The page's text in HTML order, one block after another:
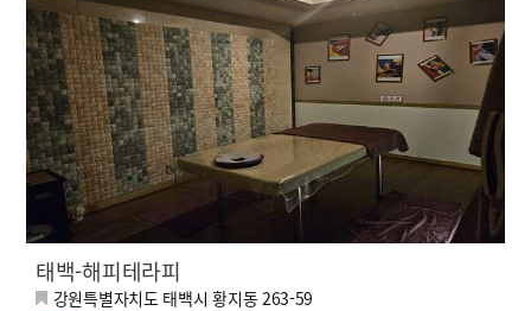
태백-해피테라피
강원특별자치도 태백시 황지동 263-59